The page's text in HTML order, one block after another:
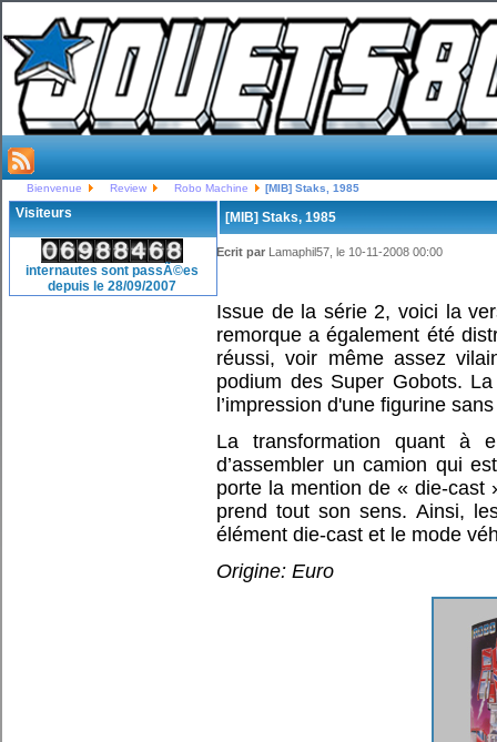
Bienvenue Review Robo Machine [MIB] Staks, 1985
Visiteurs
internautes sont passÃ©es
depuis le 28/09/2007
[MIB] Staks, 1985
Ecrit par Lamaphil57, le 10-11-2008 00:00
Issue de la série 2, voici la
remorque a également été
réussi, voir même assez
podium des Super Gobots.
l’impression d'une figurine
La transformation quant à
d’assembler un camion qui
porte la mention de « die-cast
prend tout son sens. Ainsi,
élément die-cast et le mode
Origine: Euro